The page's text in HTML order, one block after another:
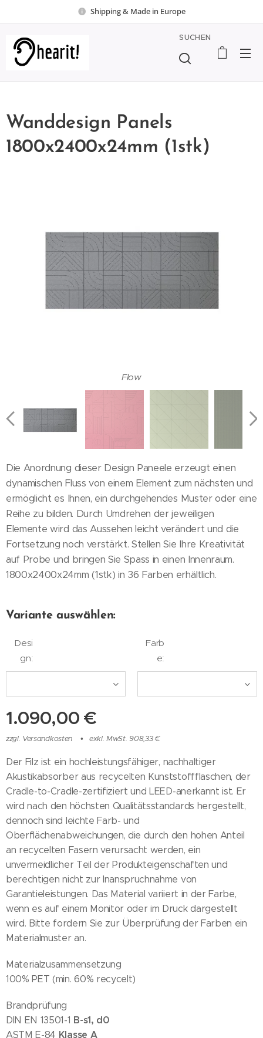
Shipping & Made in Europe
SUCHEN
Wanddesign Panels
1800x2400x24mm (1stk)
Flow
Kingscross
Vertigo
Vertigo Irregular
Prisma
Facet
Maze
Gatsby
Contour
Loop
Maya
Cottage
Stream
Die Anordnung dieser Design Paneele erzeugt einen
dynamischen Fluss von einem Element zum nächsten und
ermöglicht es Ihnen, ein durchgehendes Muster oder eine
Reihe zu bilden. Durch Umdrehen der jeweiligen
Elemente wird das Aussehen leicht verändert und die
Fortsetzung noch verstärkt. Stellen Sie Ihre Kreativität
auf Probe und bringen Sie Spass in einen Innenraum.
1800x2400x24mm (1stk) in 36 Farben erhältlich.
Variante auswählen:
Desi
gn:
Farb
e:
1.090,00 €
zzgl. Versandkosten exkl. MwSt. 908,33 €
Der Filz ist ein hochleistungsfähiger, nachhaltiger
Akustikabsorber aus recycelten Kunststoffflaschen, der
Cradle-to-Cradle-zertifiziert und LEED-anerkannt ist. Er
wird nach den höchsten Qualitätsstandards hergestellt,
dennoch sind leichte Farb- und
Oberflächenabweichungen, die durch den hohen Anteil
an recycelten Fasern verursacht werden, ein
unvermeidlicher Teil der Produkteigenschaften und
berechtigen nicht zur Inanspruchnahme von
Garantieleistungen. Das Material variiert in der Farbe,
wenn es auf einem Monitor oder im Druck dargestellt
wird. Bitte fordern Sie zur Überprüfung der Farben ein
Materialmuster an.
Materialzusammensetzung
100% PET (min. 60% recycelt)
Brandprüfung
DIN EN 13501-1 B-s1, d0
ASTM E-84 Klasse A